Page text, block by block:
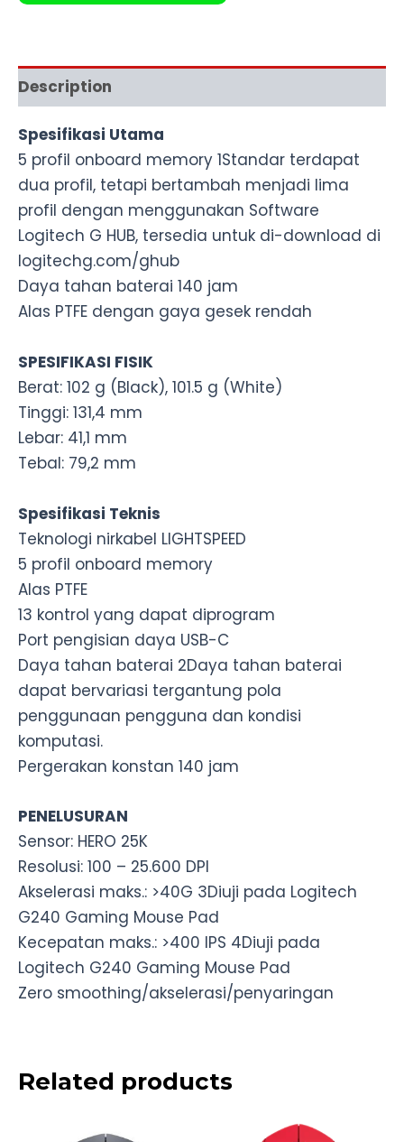
Description
Spesifikasi Utama
5 profil onboard memory 1Standar terdapat
dua profil, tetapi bertambah menjadi lima
profil dengan menggunakan Software
Logitech G HUB, tersedia untuk di-download di
logitechg.com/ghub
Daya tahan baterai 140 jam
Alas PTFE dengan gaya gesek rendah
SPESIFIKASI FISIK
Berat: 102 g (Black), 101.5 g (White)
Tinggi: 131,4 mm
Lebar: 41,1 mm
Tebal: 79,2 mm
Spesifikasi Teknis
Teknologi nirkabel LIGHTSPEED
5 profil onboard memory
Alas PTFE
13 kontrol yang dapat diprogram
Port pengisian daya USB-C
Daya tahan baterai 2Daya tahan baterai
dapat bervariasi tergantung pola
penggunaan pengguna dan kondisi
komputasi.
Pergerakan konstan 140 jam
PENELUSURAN
Sensor: HERO 25K
Resolusi: 100 – 25.600 DPI
Akselerasi maks.: >40G 3Diuji pada Logitech
G240 Gaming Mouse Pad
Kecepatan maks.: >400 IPS 4Diuji pada
Logitech G240 Gaming Mouse Pad
Zero smoothing/akselerasi/penyaringan
Related products